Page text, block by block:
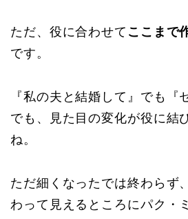
ただ、役に合わせて ここまで
です。
『私の夫と結婚して』でも『
でも、見た目の変化が役に結
ね。
ただ細くなったでは終わらず
わって見えるところにパク・